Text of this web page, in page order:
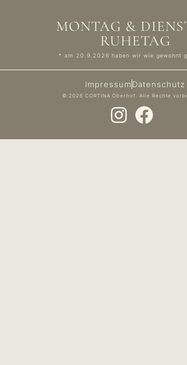
MONTAG &
RUHETAG
* am 20.9.2026 haben wir wie gewohnt
ImpressumDatenschutz
© 2026 CORTINA Oberhof. Alle Rechte